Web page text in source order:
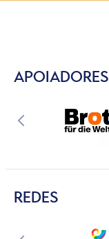
APOIADORES
REDES